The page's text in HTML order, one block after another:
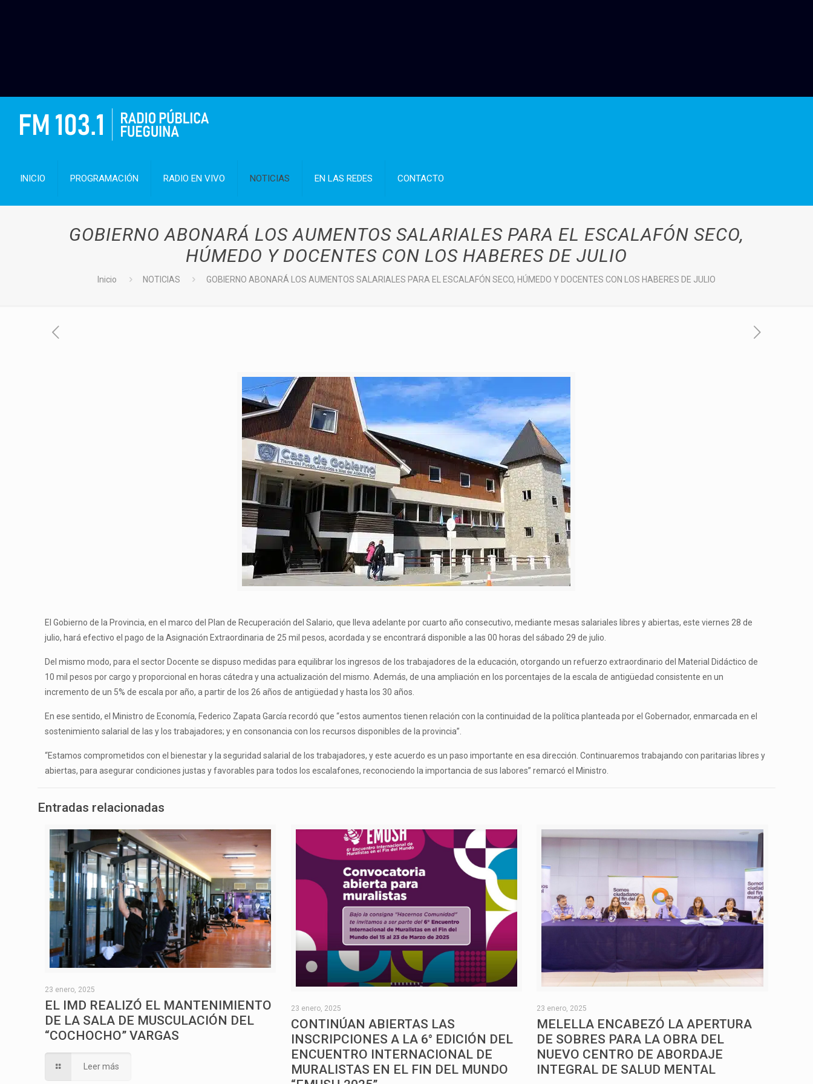
INICIO PROGRAMACIÓN RADIO EN VIVO NOTICIAS EN LAS REDES CONTACTO
GOBIERNO ABONARÁ LOS AUMENTOS SALARIALES PARA EL ESCALAFÓN SECO,
HÚMEDO Y DOCENTES CON LOS HABERES DE JULIO
Inicio NOTICIAS GOBIERNO ABONARÁ LOS AUMENTOS SALARIALES PARA EL ESCALAFÓN SECO, HÚMEDO Y DOCENTES CON LOS HABERES DE JULIO
El Gobierno de la Provincia, en el marco del Plan de Recuperación del Salario, que lleva adelante por cuarto año consecutivo, mediante mesas salariales libres y abiertas, este viernes 28 de
julio, hará efectivo el pago de la Asignación Extraordinaria de 25 mil pesos, acordada y se encontrará disponible a las 00 horas del sábado 29 de julio.
Del mismo modo, para el sector Docente se dispuso medidas para equilibrar los ingresos de los trabajadores de la educación, otorgando un refuerzo extraordinario del Material Didáctico de
10 mil pesos por cargo y proporcional en horas cátedra y una actualización del mismo. Además, de una ampliación en los porcentajes de la escala de antigüedad consistente en un
incremento de un 5% de escala por año, a partir de los 26 años de antigüedad y hasta los 30 años.
En ese sentido, el Ministro de Economía, Federico Zapata García recordó que “estos aumentos tienen relación con la continuidad de la política planteada por el Gobernador, enmarcada en el
sostenimiento salarial de las y los trabajadores; y en consonancia con los recursos disponibles de la provincia”.
“Estamos comprometidos con el bienestar y la seguridad salarial de los trabajadores, y este acuerdo es un paso importante en esa dirección. Continuaremos trabajando con paritarias libres y
abiertas, para asegurar condiciones justas y favorables para todos los escalafones, reconociendo la importancia de sus labores” remarcó el Ministro.
Entradas relacionadas
23 enero, 2025
EL IMD REALIZÓ EL MANTENIMIENTO
DE LA SALA DE MUSCULACIÓN DEL
“COCHOCHO” VARGAS
Leer más
23 enero, 2025
CONTINÚAN ABIERTAS LAS
INSCRIPCIONES A LA 6° EDICIÓN DEL
ENCUENTRO INTERNACIONAL DE
MURALISTAS EN EL FIN DEL MUNDO
23 enero, 2025
MELELLA ENCABEZÓ LA APERTURA
DE SOBRES PARA LA OBRA DEL
NUEVO CENTRO DE ABORDAJE
INTEGRAL DE SALUD MENTAL